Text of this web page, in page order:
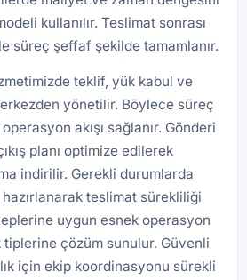
kullanılır. Teslimat sonrası
süreç şeffaf şekilde tamamlanır.
teklif, yük kabul ve
yönetilir. Böylece süreç
akışı sağlanır. Gönderi
planı optimize edilerek
indirilir. Gerekli durumlarda
teslimat sürekliliği
uygun esnek operasyon
tiplerine çözüm sunulur. Güvenli
için ekip koordinasyonu sürekli